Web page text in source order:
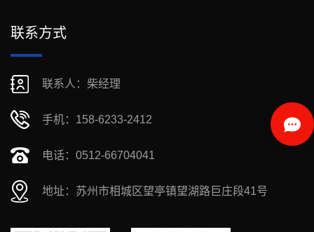
联系方式
联系人：柴经理
手机：158-6233-2412
电话：0512-66704041
地址：苏州市相城区望亭镇望湖路巨庄段41号